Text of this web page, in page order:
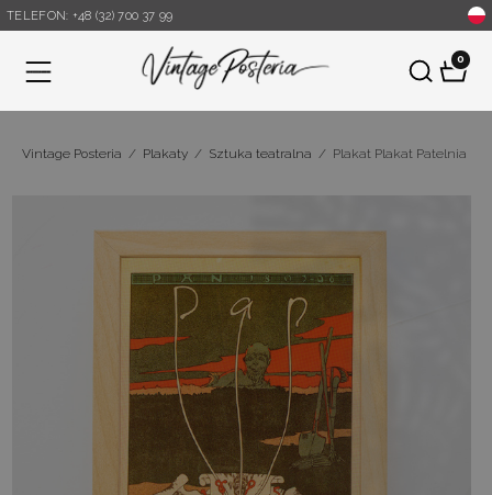
TELEFON: +48 (32) 700 37 99
Menu
0
Vintage Posteria / Plakaty / Sztuka teatralna / Plakat Plakat Patelnia